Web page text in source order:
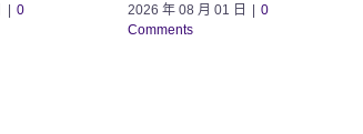
0
2026 年 08 月 01 日
0
Comments